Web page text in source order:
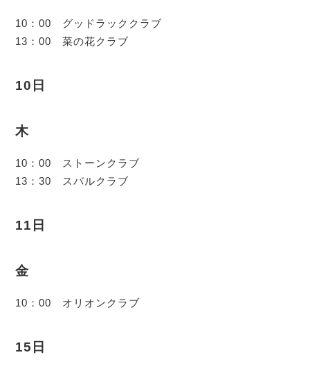
10：00 グッドラッククラブ
13：00 菜の花クラブ
10日
木
10：00 ストーンクラブ
13：30 スバルクラブ
11日
金
10：00 オリオンクラブ
15日